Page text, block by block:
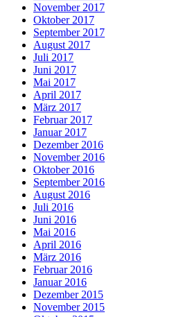
November 2017
Oktober 2017
September 2017
August 2017
Juli 2017
Juni 2017
Mai 2017
April 2017
März 2017
Februar 2017
Januar 2017
Dezember 2016
November 2016
Oktober 2016
September 2016
August 2016
Juli 2016
Juni 2016
Mai 2016
April 2016
März 2016
Februar 2016
Januar 2016
Dezember 2015
November 2015